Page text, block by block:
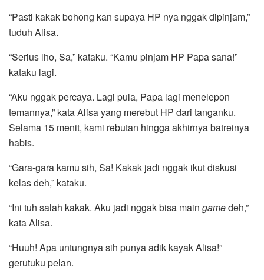
“Pasti kakak bohong kan supaya HP nya nggak dipinjam,”
tuduh Alisa.
“Serius lho, Sa,” kataku. “Kamu pinjam HP Papa sana!”
kataku lagi.
“Aku nggak percaya. Lagi pula, Papa lagi menelepon
temannya,” kata Alisa yang merebut HP dari tanganku.
Selama 15 menit, kami rebutan hingga akhirnya batreinya
habis.
“Gara-gara kamu sih, Sa! Kakak jadi nggak ikut diskusi
kelas deh,” kataku.
“Ini tuh salah kakak. Aku jadi nggak bisa main gamedeh,”
kata Alisa.
“Huuh! Apa untungnya sih punya adik kayak Alisa!”
gerutuku pelan.